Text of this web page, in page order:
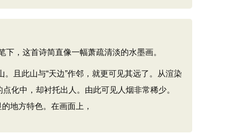
，这首诗简直像一幅萧疏清淡的水墨画。
且此山与“天边”作邻，就更可见其远了。从渲染
化中，却衬托出人。由此可见人烟非常稀少。
地方特色。在画面上，